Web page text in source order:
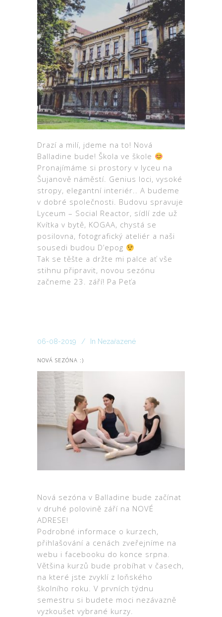
Drazí a milí, jdeme na to! Nová
Balladine bude! Škola ve škole
Pronajímáme si prostory v lyceu na
Šujanově náměstí. Genius loci, vysoké
stropy, elegantní interiér.. A budeme
v dobré společnosti. Budovu spravuje
Lyceum – Social Reactor, sídlí zde už
Kvítka v bytě, KOGAA, chystá se
posilovna, fotografický ateliér a naši
sousedi budou D’epog
Tak se těšte a držte mi palce ať vše
stihnu připravit, novou sezónu
začneme 23. září! Pa Peťa
06-08-2019 In Nezařazené
NOVÁ SEZÓNA :)
Nová sezóna v Balladine bude začínat
v druhé polovině září na NOVÉ
ADRESE!
Podrobné informace o kurzech,
přihlašování a cenách zveřejníme na
webu i facebooku do konce srpna.
Většina kurzů bude probíhat v časech,
na které jste zvyklí z loňského
školního roku. V prvních týdnu
semestru si budete moci nezávazně
vyzkoušet vybrané kurzy.